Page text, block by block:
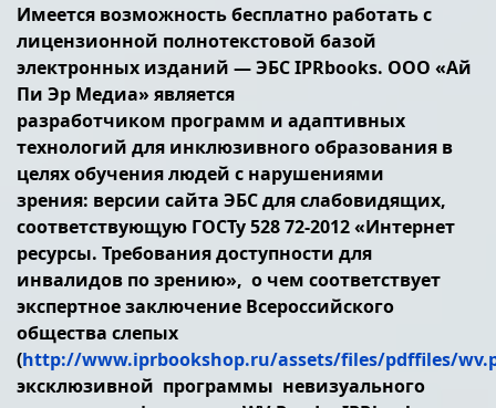
Имеется возможность бесплатно работать с
лицензионной полнотекстовой базой
электронных изданий — ЭБС IPRbooks. ООО «Ай
Пи Эр Медиа» является
разработчиком программ и адаптивных
технологий для инклюзивного образования в
целях обучения людей с нарушениями
зрения: версии сайта ЭБС для слабовидящих,
соответствующую ГОСТу 528 72-2012 «Интернет
ресурсы. Требования доступности для
инвалидов по зрению», о чем соответствует
экспертное заключение Всероссийского
общества слепых
(http://www.iprbookshop.ru/assets/files/pdffiles/
эксклюзивной программы невизуального